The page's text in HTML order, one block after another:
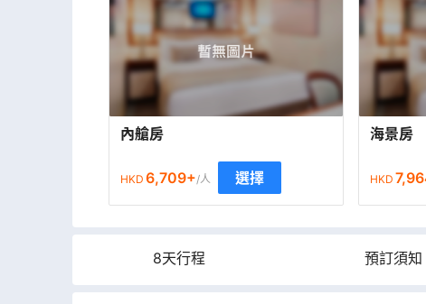
內艙房
HKD 6,709+/人 選擇
海景房
HKD
8天行程 預訂須知